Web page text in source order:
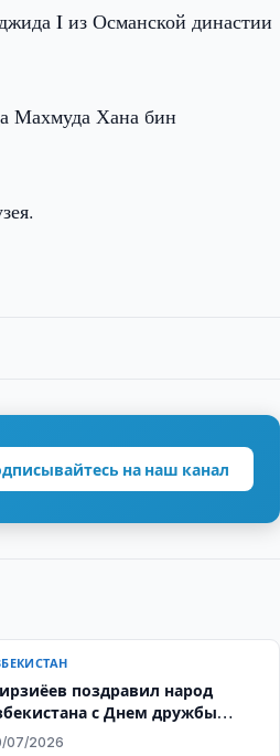
I из Османской династии
Махмуда Хана бин
на наш канал
поздравил народ
с Днем дружбы
07/2026